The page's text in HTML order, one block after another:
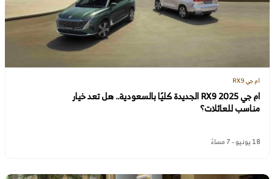
ام جي RX9
ام جي RX9 2025 الجديدة كليًا بالسعودية.. هل تعد خيار
مناسب للعائلات؟
18 يونيو - 7 مساءً